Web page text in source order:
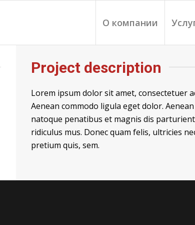
О компании
Project description
Lorem ipsum dolor sit amet, consectetuer
Aenean commodo ligula eget dolor. Aenean
natoque penatibus et magnis dis
ridiculus mus. Donec quam felis, ultricies
pretium quis, sem.